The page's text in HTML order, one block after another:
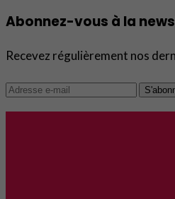
Abonnez-vous à la
Recevez régulièrement nos